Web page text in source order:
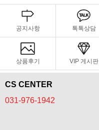
공지사항 톡톡상담
상품후기 VIP 게시판
CS CENTER
031-976-1942